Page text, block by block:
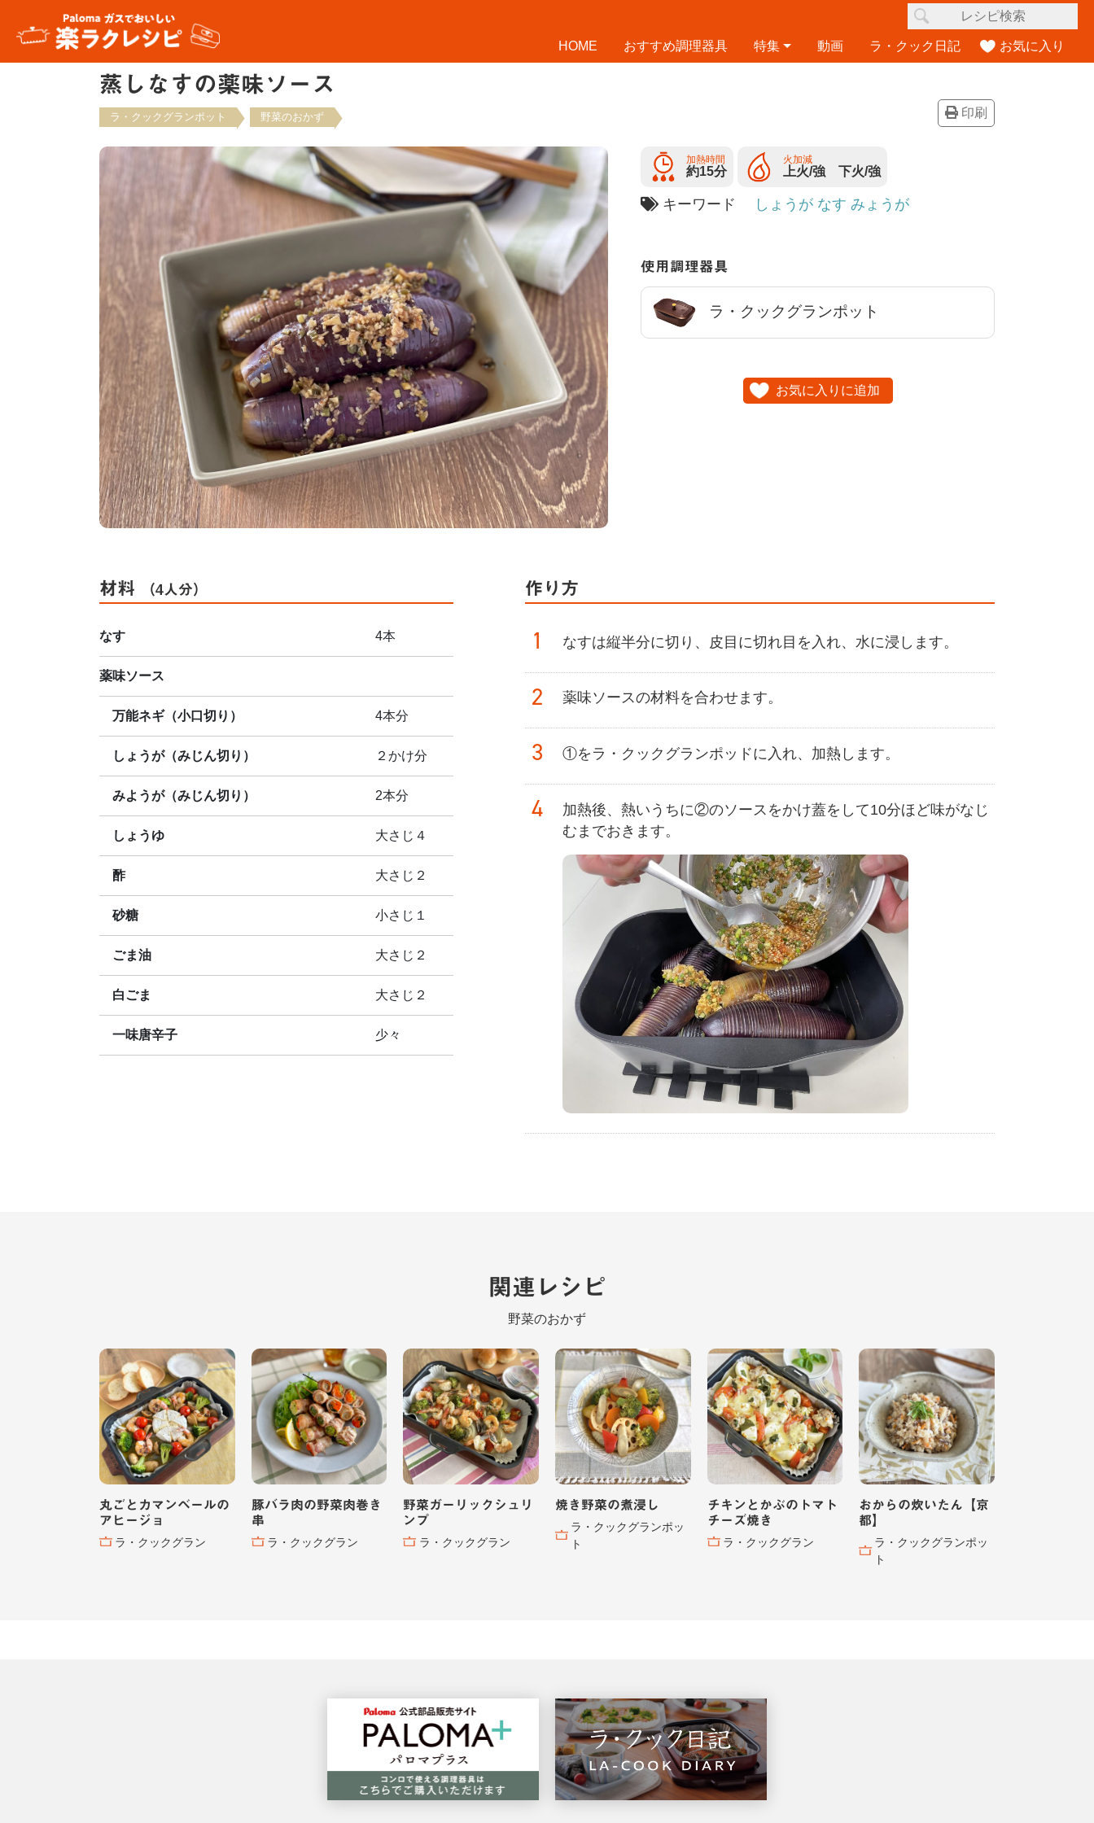
HOME おすすめ調理器具 特集 動画 ラ・クック日記 お気に入り
蒸しなすの薬味ソース
ラ・クックグランポット 野菜のおかず 印刷
加熱時間
約15分
火加減
上火/強 下火/強
キーワード しょうが なす みょうが
使用調理器具
ラ・クックグランポット
お気に入りに追加
材料 （4人分）
なす 4本
薬味ソース
万能ネギ（小口切り） 4本分
しょうが（みじん切り） ２かけ分
みようが（みじん切り） 2本分
しょうゆ 大さじ４
酢 大さじ２
砂糖 小さじ１
ごま油 大さじ２
白ごま 大さじ２
一味唐辛子 少々
作り方
1 なすは縦半分に切り、皮目に切れ目を入れ、水に浸します。
2 薬味ソースの材料を合わせます。
3 ①をラ・クックグランポッドに入れ、加熱します。
4
加熱後、熱いうちに②のソースをかけ蓋をして10分ほど味がなじ
むまでおきます。
関連レシピ
野菜のおかず
丸ごとカマンベールの
アヒージョ
ラ・クックグラン
豚バラ肉の野菜肉巻き
串
ラ・クックグラン
野菜ガーリックシュリ
ンプ
ラ・クックグラン
焼き野菜の煮浸し
ラ・クックグランポッ
ト
チキンとかぶのトマト
チーズ焼き
ラ・クックグラン
おからの炊いたん【京
都】
ラ・クックグランポッ
ト